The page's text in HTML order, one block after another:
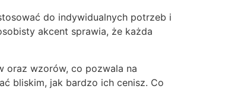
do indywidualnych potrzeb i
akcent sprawia, że każda
oraz wzorów, co pozwala na
bliskim, jak bardzo ich cenisz. Co